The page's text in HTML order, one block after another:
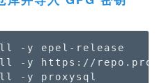
-y epel-release
-y https://
-y proxysql